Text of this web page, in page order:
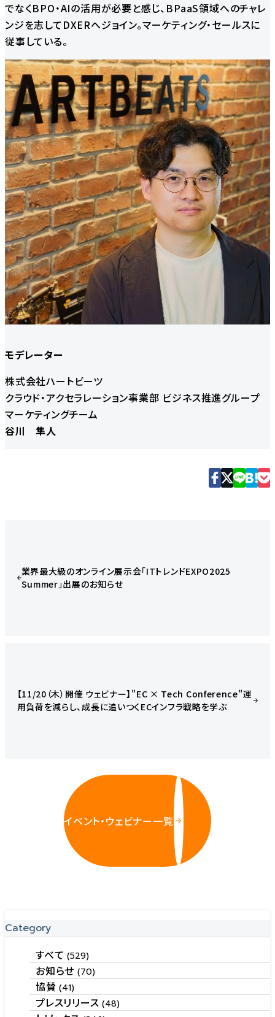
でなくBPO・AIの活用が必要と感じ、BPaaS領域へのチャレ
ンジを志してDXERへジョイン。マーケティング・セールスに
従事している。
モデレーター
株式会社ハートビーツ
クラウド・アクセラレーション事業部 ビジネス推進グループ
マーケティングチーム
谷川 隼人
業界最大級のオンライン展示会「ITトレンドEXPO2025
Summer」出展のお知らせ
【11/20（木）開催 ウェビナー】"EC × Tech Conference"運
用負荷を減らし、成長に追いつくECインフラ戦略を学ぶ
イベント・ウェビナー一覧
Category
すべて(529)
お知らせ (70)
協賛(41)
プレスリリース(48)